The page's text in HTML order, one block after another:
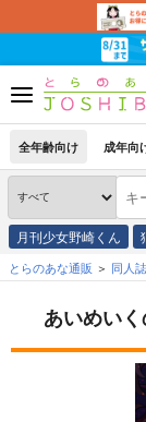
全年齢向け 成年向
月刊少女野崎くん
とらのあな通販 同人誌
あいめい